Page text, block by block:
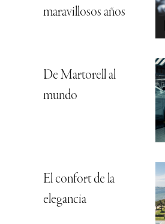
maravillosos años
De Martorell al
mundo
El confort de la
elegancia